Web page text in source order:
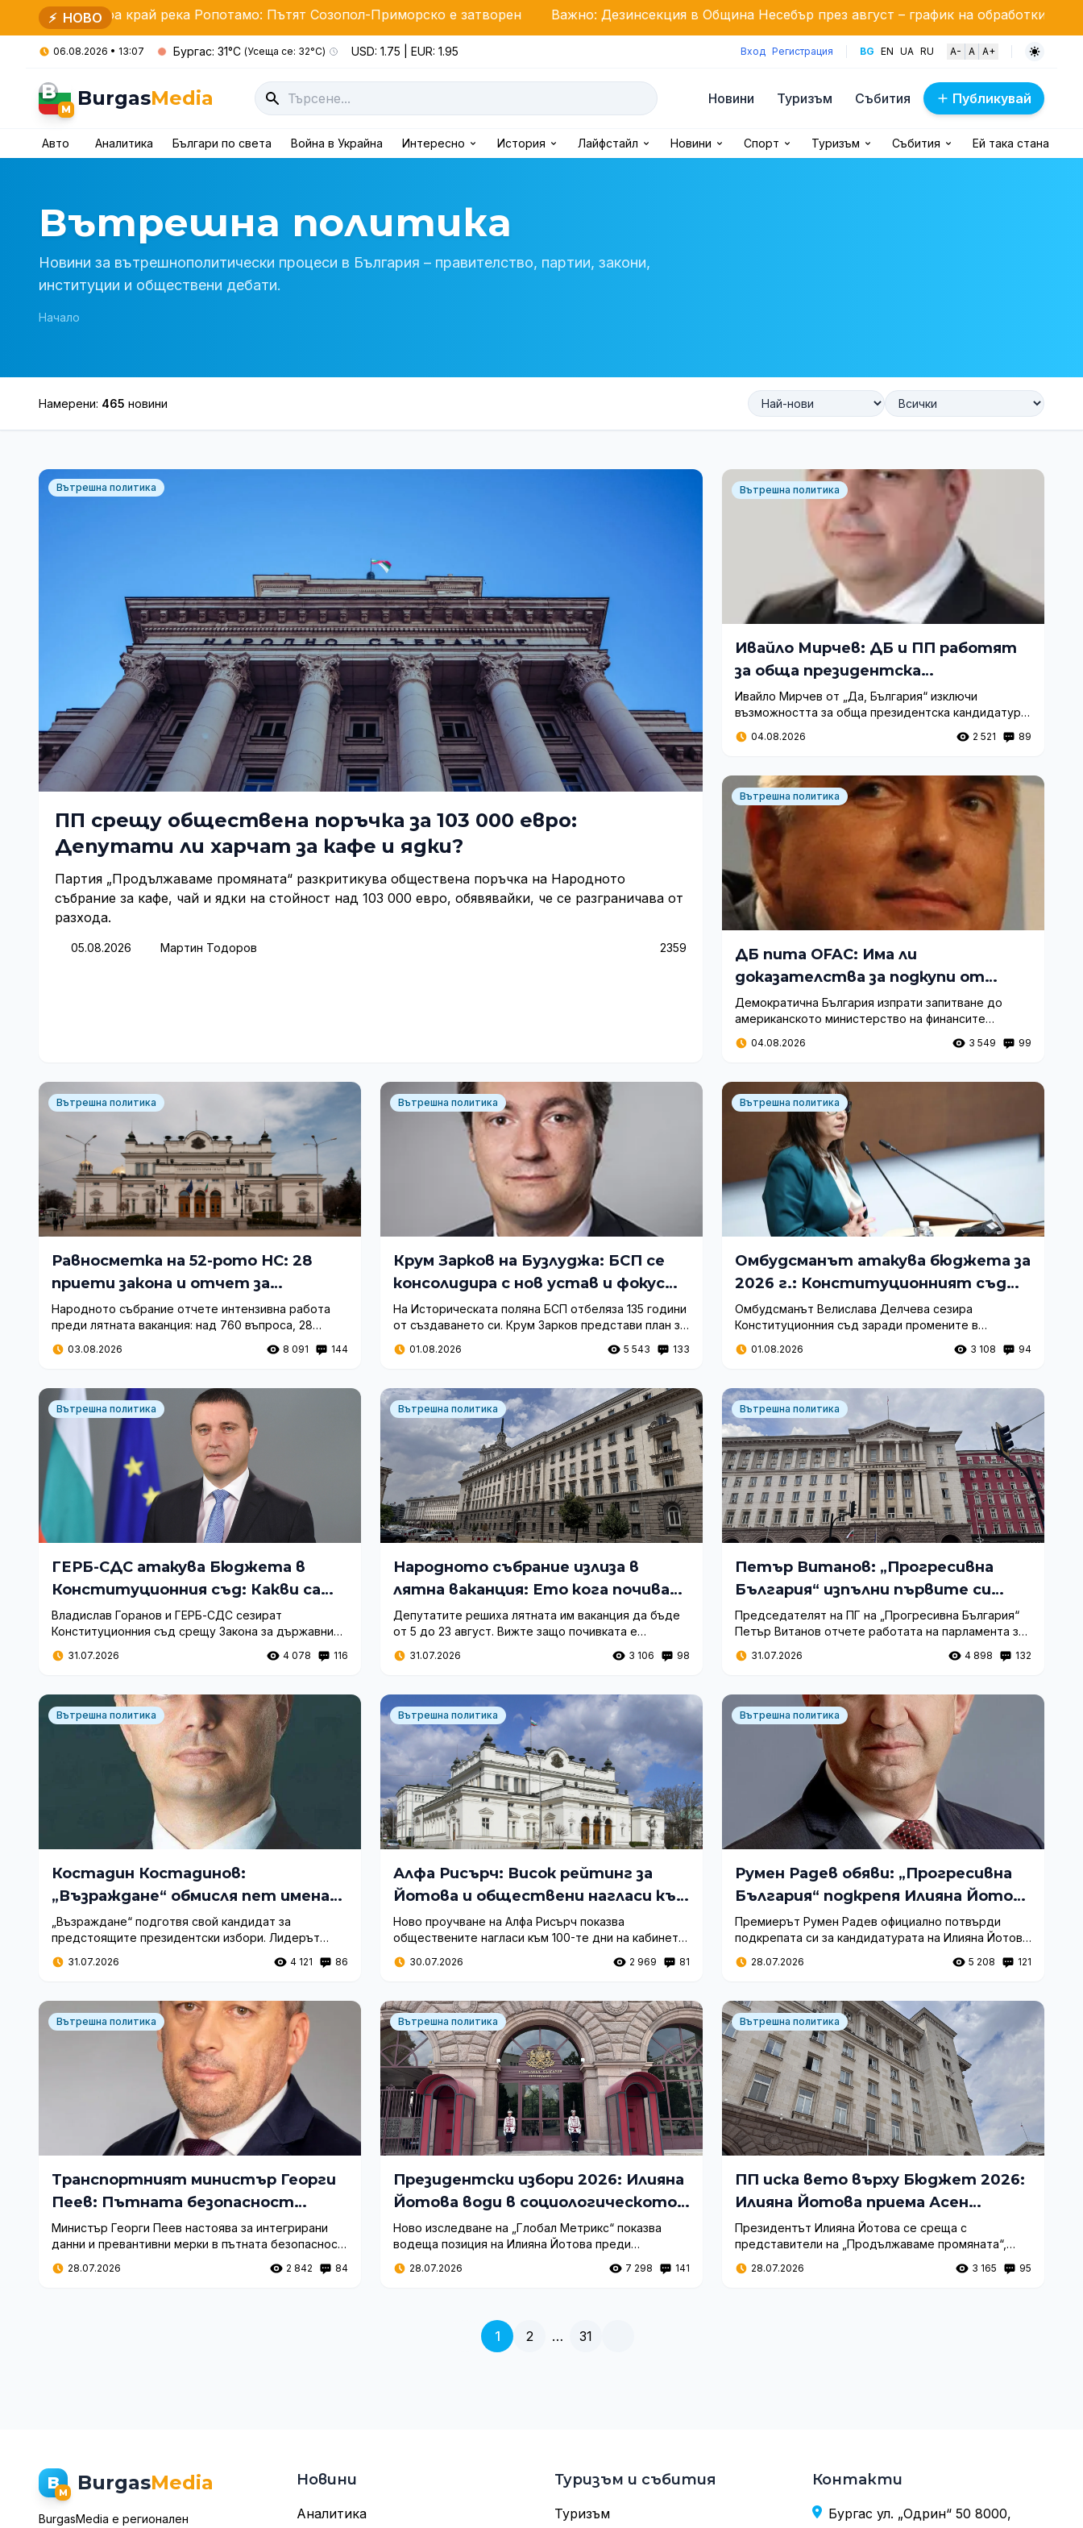
⚡ НОВО
край река Ропотамо: Пътят Созопол-Приморско е затворен Важно: Дезинсекция в Община Несебър през август – график на обработките Хороскоп за 6
06.08.2026 • 13:07 Бургас: 31°C (Усеща се: 32°C) USD: 1.75 | EUR: 1.95 Вход Регистрация BG EN UA RU A- A A+
B
M BurgasMedia Новини Туризъм Събития Публикувай
Авто Аналитика Българи по света Война в Украйна Интересно История Лайфстайл Новини Спорт Туризъм Събития Ей така стана
Вътрешна политика
Новини за вътрешнополитически процеси в България – правителство, партии, закони,
институции и обществени дебати.
Начало
Намерени: 465 новини
Вътрешна политика
ПП срещу обществена поръчка за 103 000 евро:
Депутати ли харчат за кафе и ядки?
Партия „Продължаваме промяната“ разкритикува обществена поръчка на Народното
събрание за кафе, чай и ядки на стойност над 103 000 евро, обявявайки, че се разграничава от
разхода.
05.08.2026 Мартин Тодоров 2359
Вътрешна политика
Ивайло Мирчев: ДБ и ПП работят
за обща президентска
кандидатура
Ивайло Мирчев от „Да, България“ изключи
възможността за обща президентска кандидатура
с ГЕРБ и потвърди синхрона с „Продължаваме
промяната“.
04.08.2026 2 521 89
Вътрешна политика
ДБ пита OFAC: Има ли
доказателства за подкупи от
Васил Божков към Бойко Борисов?
Демократична България изпрати запитване до
американското министерство на финансите
относно документ, свързващ Бойко Борисов с
плащания от Васил Божков. Искат се отговори и от
04.08.2026 3 549 99
Вътрешна политика
Равносметка на 52-рото НС: 28
приети закона и отчет за
парламентарния контрол
Народното събрание отчете интензивна работа
преди лятната ваканция: над 760 въпроса, 28
приети закона, избор на правителство и насрочени
президентски избори.
03.08.2026 8 091 144
Вътрешна политика
Крум Зарков на Бузлуджа: БСП се
консолидира с нов устав и фокус
върху бъдещето
На Историческата поляна БСП отбеляза 135 години
от създаването си. Крум Зарков представи план за
възстановяване на партията и подкрепи Илияна
Йотова за президент.
01.08.2026 5 543 133
Вътрешна политика
Омбудсманът атакува бюджета за
2026 г.: Конституционният съд
ще решава за минималната
заплата
Омбудсманът Велислава Делчева сезира
Конституционния съд заради промените в
изчисляването на минималната заплата и трудовия
стаж, приети през преходни разпоредби на
01.08.2026 3 108 94
Вътрешна политика
ГЕРБ-СДС атакува Бюджета в
Конституционния съд: Какви са
нарушенията?
Владислав Горанов и ГЕРБ-СДС сезират
Конституционния съд срещу Закона за държавния
бюджет. Искането е подкрепено от ПП и цели
възстановяване на фискалните правила.
31.07.2026 4 078 116
Вътрешна политика
Народното събрание излиза в
лятна ваканция: Ето кога почиват
депутатите
Депутатите решиха лятната им ваканция да бъде
от 5 до 23 август. Вижте защо почивката е
съкратена и как протече гласуването в пленарната
зала.
31.07.2026 3 106 98
Вътрешна политика
Петър Витанов: „Прогресивна
България“ изпълни първите си
обещания пред избирателите
Председателят на ПГ на „Прогресивна България“
Петър Витанов отчете работата на парламента за
първите три месеца, подчертавайки приемането
на бюджета, съдебната реформа и връщането на
31.07.2026 4 898 132
Вътрешна политика
Костадин Костадинов:
„Възраждане“ обмисля пет имена
за президент
„Възраждане“ подготвя свой кандидат за
предстоящите президентски избори. Лидерът
Костадин Костадинов разкри, че партията прави
проучвания, а името ще стане ясно в края на
31.07.2026 4 121 86
Вътрешна политика
Алфа Рисърч: Висок рейтинг за
Йотова и обществени нагласи към
кабинета „Радев“
Ново проучване на Алфа Рисърч показва
обществените нагласи към 100-те дни на кабинета
„Радев“. Илияна Йотова е с най-висок рейтинг, а
доверието в правителството остава
30.07.2026 2 969 81
Вътрешна политика
Румен Радев обяви: „Прогресивна
България“ подкрепя Илияна Йотова
за президент
Премиерът Румен Радев официално потвърди
подкрепата си за кандидатурата на Илияна Йотова
за президент. Вижте какво заяви той за бъдещата
президентска двойка и единството на
28.07.2026 5 208 121
Вътрешна политика
Транспортният министър Георги
Пеев: Пътната безопасност
изисква системни реформи, а не
решения „на парче“
Министър Георги Пеев настоява за интегрирани
данни и превантивни мерки в пътната безопасност.
Вижте как правителството планира да преодолее
фрагментираността на институциите.
28.07.2026 2 842 84
Вътрешна политика
Президентски избори 2026: Илияна
Йотова води в социологическото
проучване
Ново изследване на „Глобал Метрикс“ показва
водеща позиция на Илияна Йотова преди
президентските избори. Какви са нагласите на
избирателите и кой е най-предпочитаният профил
28.07.2026 7 298 141
Вътрешна политика
ПП иска вето върху Бюджет 2026:
Илияна Йотова приема Асен
Василев и Николай Денков
Президентът Илияна Йотова се среща с
представители на „Продължаваме промяната“,
които настояват за вето върху Бюджет 2026. Под
петицията са се подписали над 32 000 души.
28.07.2026 3 165 95
1 2 … 31
BM BurgasMedia
BurgasMedia е регионален
Новини
Аналитика
Туризъм и събития
Туризъм
Контакти
Бургас ул. „Одрин“ 50 8000,